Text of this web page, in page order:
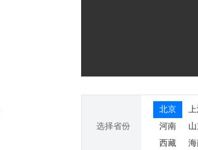
选择省份
北京
河南
西藏